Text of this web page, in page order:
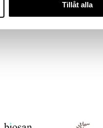
Tillåt alla